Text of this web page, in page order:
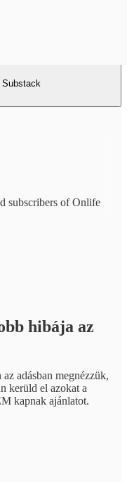
Substack
subscribers of Onlife
hibája az
adásban megnézzük,
kerüld el azokat a
kapnak ajánlatot.